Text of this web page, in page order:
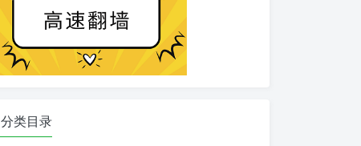
分类目录